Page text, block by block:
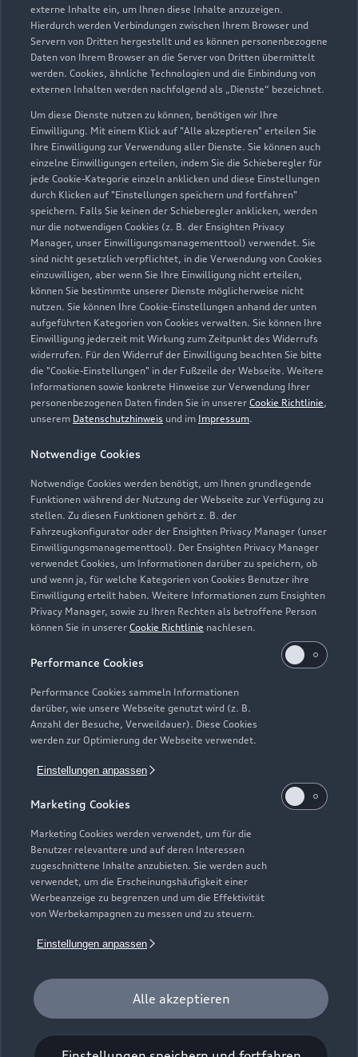
externe Inhalte ein, um Ihnen diese Inhalte anzuzeigen.
Hierdurch werden Verbindungen zwischen Ihrem Browser und
Servern von Dritten hergestellt und es können personenbezogene
Daten von Ihrem Browser an die Server von Dritten übermittelt
werden. Cookies, ähnliche Technologien und die Einbindung von
externen Inhalten werden nachfolgend als „Dienste“ bezeichnet.
Um diese Dienste nutzen zu können, benötigen wir Ihre
Einwilligung. Mit einem Klick auf "Alle akzeptieren" erteilen Sie
Ihre Einwilligung zur Verwendung aller Dienste. Sie können auch
einzelne Einwilligungen erteilen, indem Sie die Schieberegler für
jede Cookie-Kategorie einzeln anklicken und diese Einstellungen
durch Klicken auf "Einstellungen speichern und fortfahren"
speichern. Falls Sie keinen der Schieberegler anklicken, werden
nur die notwendigen Cookies (z. B. der Ensighten Privacy
Manager, unser Einwilligungsmanagementtool) verwendet. Sie
sind nicht gesetzlich verpflichtet, in die Verwendung von Cookies
einzuwilligen, aber wenn Sie Ihre Einwilligung nicht erteilen,
können Sie bestimmte unserer Dienste möglicherweise nicht
nutzen. Sie können Ihre Cookie-Einstellungen anhand der unten
aufgeführten Kategorien von Cookies verwalten. Sie können Ihre
Einwilligung jederzeit mit Wirkung zum Zeitpunkt des Widerrufs
widerrufen. Für den Widerruf der Einwilligung beachten Sie bitte
die "Cookie-Einstellungen" in der Fußzeile der Webseite. Weitere
Informationen sowie konkrete Hinweise zur Verwendung Ihrer
personenbezogenen Daten finden Sie in unserer Cookie Richtlinie,
unserem Datenschutzhinweis und im Impressum.
Notwendige Cookies
Notwendige Cookies werden benötigt, um Ihnen grundlegende
Funktionen während der Nutzung der Webseite zur Verfügung zu
stellen. Zu diesen Funktionen gehört z. B. der
Fahrzeugkonfigurator oder der Ensighten Privacy Manager (unser
Einwilligungsmanagementtool). Der Ensighten Privacy Manager
verwendet Cookies, um Informationen darüber zu speichern, ob
und wenn ja, für welche Kategorien von Cookies Benutzer ihre
Einwilligung erteilt haben. Weitere Informationen zum Ensighten
Privacy Manager, sowie zu Ihren Rechten als betroffene Person
können Sie in unserer Cookie Richtlinie nachlesen.
Performance Cookies
Performance Cookies sammeln Informationen
darüber, wie unsere Webseite genutzt wird (z. B.
Anzahl der Besuche, Verweildauer). Diese Cookies
werden zur Optimierung der Webseite verwendet.
Einstellungen anpassen
Marketing Cookies
Marketing Cookies werden verwendet, um für die
Benutzer relevantere und auf deren Interessen
zugeschnittene Inhalte anzubieten. Sie werden auch
verwendet, um die Erscheinungshäufigkeit einer
Werbeanzeige zu begrenzen und um die Effektivität
von Werbekampagnen zu messen und zu steuern.
Einstellungen anpassen
Alle akzeptieren
Zur Reparatur
Zur Inspektion
Zurück nach oben
Modelle
Elektromodelle
Plug-in-Hybride
Neuwagensuche
Gebrauchtwagensuche
Geschäftskunden
Service & Zubehör
Saisonale Angebote
Audi Services
Garantie
Audi digital services
myAudi
Support
Audi Code
Häufige Fragen (FAQ)
Audi Online Beratung
Online-Terminvereinbarung
Servicekontakt
Bordbuch & Bedienungsanleitungen
Verträge kündigen
Über Audi
Unternehmen
Karriere
Investor Relations
Audi erleben
© 2026 AUDI AG. Alle Rechte vorbehalten
Impressum Rechtliches
Cookie-Richtlinie
Digital Services Act
EU Data Act